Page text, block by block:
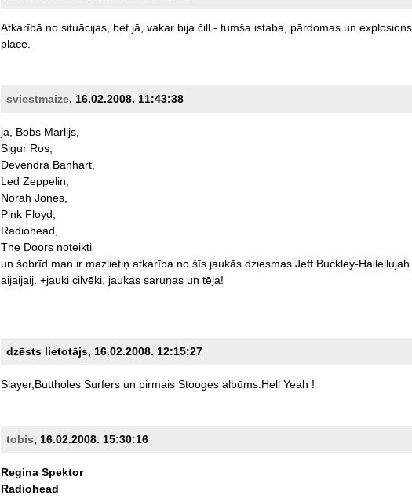
Atkarībā no situācijas, bet jā, vakar bija čill - tumša istaba, pārdomas un explosions
place.
sviestmaize, 16.02.2008. 11:43:38
jā, Bobs Mārlijs,
Sigur Ros,
Devendra Banhart,
Led Zeppelin,
Norah Jones,
Pink Floyd,
Radiohead,
The Doors noteikti
un šobrīd man ir mazlietiņ atkarība no šīs jaukās dziesmas Jeff Buckley-Hallellujah
aijaijaij. +jauki cilvēki, jaukas sarunas un tēja!
dzēsts lietotājs, 16.02.2008. 12:15:27
Slayer,Buttholes Surfers un pirmais Stooges albūms.Hell Yeah !
tobis, 16.02.2008. 15:30:16
Regina Spektor
Radiohead